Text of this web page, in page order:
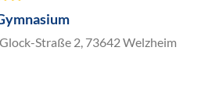
Straße 2, 73642 Welzheim